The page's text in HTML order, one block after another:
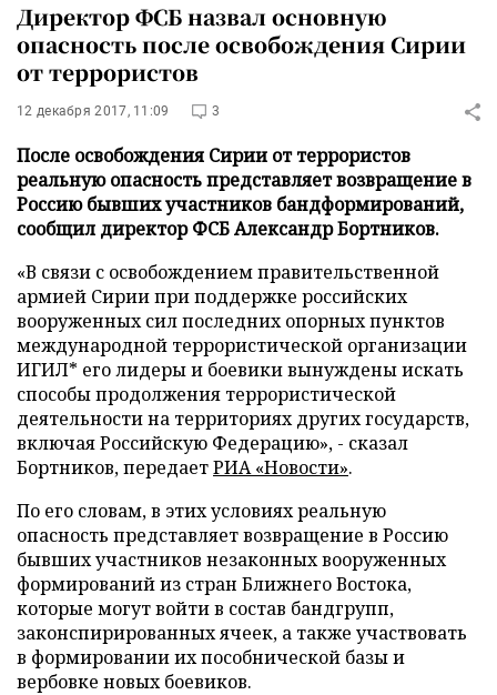
Директор ФСБ назвал основную
опасность после освобождения Сирии
от террористов
12 декабря 2017, 11:09 3
После освобождения Сирии от террористов
реальную опасность представляет возвращение в
Россию бывших участников бандформирований,
сообщил директор ФСБ Александр Бортников.
«В связи с освобождением правительственной
армией Сирии при поддержке российских
вооруженных сил последних опорных пунктов
международной террористической организации
ИГИЛ* его лидеры и боевики вынуждены искать
способы продолжения террористической
деятельности на территориях других государств,
включая Российскую Федерацию», - сказал
Бортников, передаетРИА «Новости».
По его словам, в этих условиях реальную
опасность представляет возвращение в Россию
бывших участников незаконных вооруженных
формирований из стран Ближнего Востока,
которые могут войти в состав бандгрупп,
законспирированных ячеек, а также участвовать
в формировании их пособнической базы и
вербовке новых боевиков.